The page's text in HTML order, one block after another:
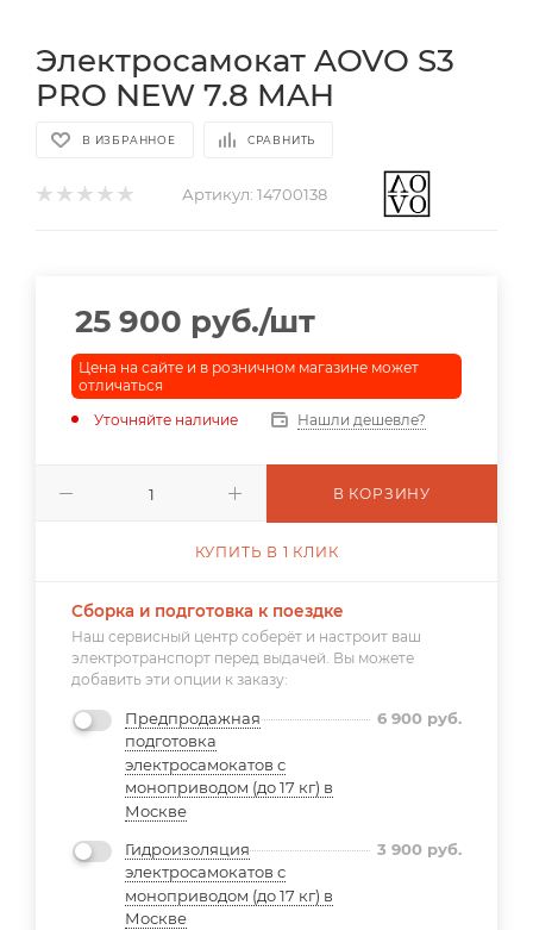
Электросамокат AOVO S3
PRO NEW 7.8 MAH
В ИЗБРАННОЕ СРАВНИТЬ
Артикул: 14700138
25 900 руб./шт
Цена на сайте и в розничном магазине может
отличаться
Уточняйте наличие
Нашли дешевле?
В КОРЗИНУ
КУПИТЬ В 1 КЛИК
Сборка и подготовка к поездке
Наш сервисный центр соберёт и настроит ваш
электротранспорт перед выдачей. Вы можете
добавить эти опции к заказу:
Предпродажная
подготовка
электросамокатов с
моноприводом (до 17 кг) в
Москве
6 900 руб.
Гидроизоляция
электросамокатов с
моноприводом (до 17 кг) в
Москве
3 900 руб.